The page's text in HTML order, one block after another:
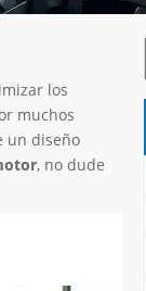
los
muchos
un diseño
, no dude